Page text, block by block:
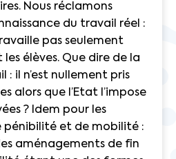
Nous réclamons
du travail réel :
pas seulement
élèves. Que dire de la
: il n’est nullement pris
alors que l’Etat l’impose
? Idem pour les
pénibilité et de mobilité :
aménagements de fin